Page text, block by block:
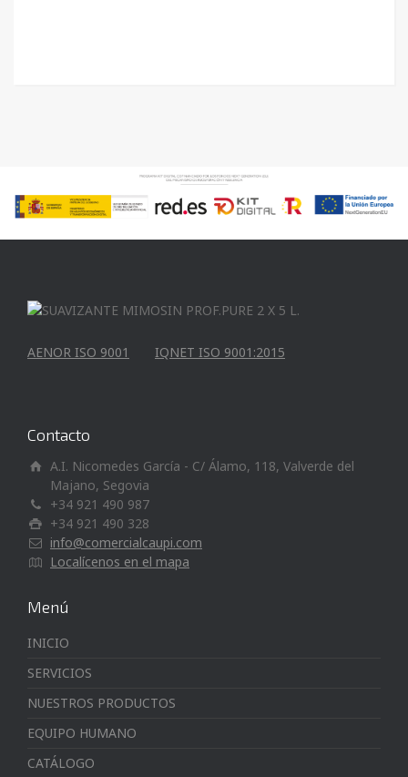
AENOR ISO 9001 IQNET ISO 9001:2015
Contacto
A.I. Nicomedes García - C/ Álamo, 118, Valverde del
Majano, Segovia
+34 921 490 987
+34 921 490 328
info@comercialcaupi.com
Localícenos en el mapa
Menú
INICIO
SERVICIOS
NUESTROS PRODUCTOS
EQUIPO HUMANO
CATÁLOGO